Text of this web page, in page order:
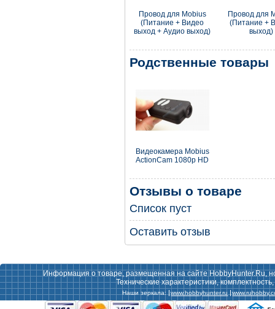
Провод для Mobius
(Питание + Видео
выход + Аудио выход)
Провод для
(Питание +
выход)
Родственные товары
Видеокамера Mobius
ActionCam 1080p HD
Отзывы о товаре
Список пуст
Оставить отзыв
Информация о товаре, размещенная на сайте HobbyHunter.Ru,
Технические характеристики,
Наши зеркала: www.hobbyhunter.ru